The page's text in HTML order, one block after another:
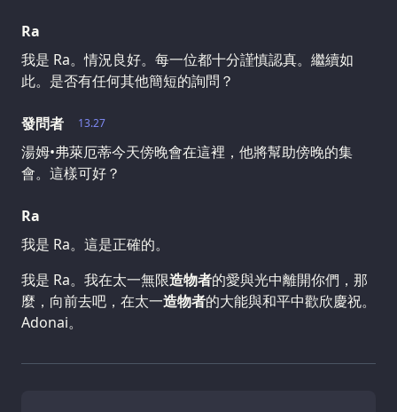
Ra
我是 Ra。情況良好。每一位都十分謹慎認真。繼續如
此。是否有任何其他簡短的詢問？
13.27
發問者
湯姆•弗萊厄蒂今天傍晚會在這裡，他將幫助傍晚的集
會。這樣可好？
Ra
我是 Ra。這是正確的。
我是 Ra。我在太一無限造物者的愛與光中離開你們，那
麼，向前去吧，在太一造物者的大能與和平中歡欣慶祝。
Adonai。